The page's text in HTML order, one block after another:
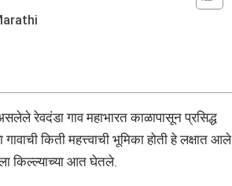
रेवदंडा गाव महाभारत काळापासून प्रसिद्ध
किती महत्त्वाची भूमिका होती हे लक्षात आले
किल्ल्याच्या आत घेतले.